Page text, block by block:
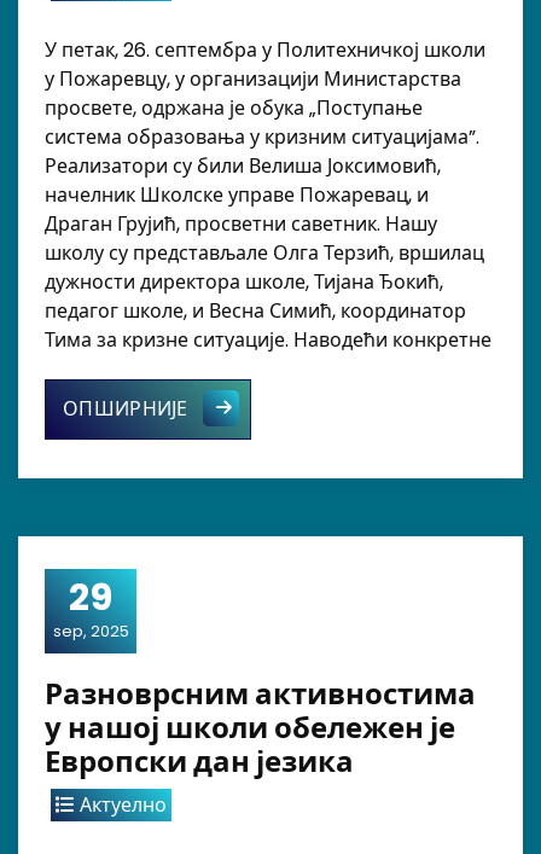
У петак, 26. септембра у Политехничкој школи
у Пожаревцу, у организацији Министарства
просвете, одржана је обука „Поступање
система образовања у кризним ситуацијама”.
Реализатори су били Велиша Јоксимовић,
начелник Школске управе Пожаревац, и
Драган Грујић, просветни саветник. Нашу
школу су представљале Олга Терзић, вршилац
дужности директора школе, Тијана Ђокић,
педагог школе, и Весна Симић, координатор
Тима за кризне ситуације. Наводећи конкретне
ОПШИРНИЈЕ Поступање система образовања у
29
sep, 2025
Разноврсним активностима
у нашој школи обележен је
Европски дан језика
Актуелно